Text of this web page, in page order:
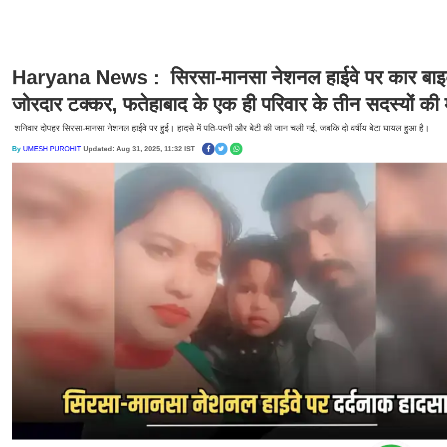
Haryana News : सिरसा-मानसा नेशनल हाईवे पर कार
जोरदार टक्कर, फतेहाबाद के एक ही परिवार के तीन सदस्यों की
शनिवार दोपहर सिरसा-मानसा नेशनल हाईवे पर हुई। हादसे में पति-पत्नी और बेटी की जान चली गई, जबकि दो वर्षीय बेटा घायल हुआ है।
By UMESH PUROHIT Updated: Aug 31, 2025, 11:32 IST